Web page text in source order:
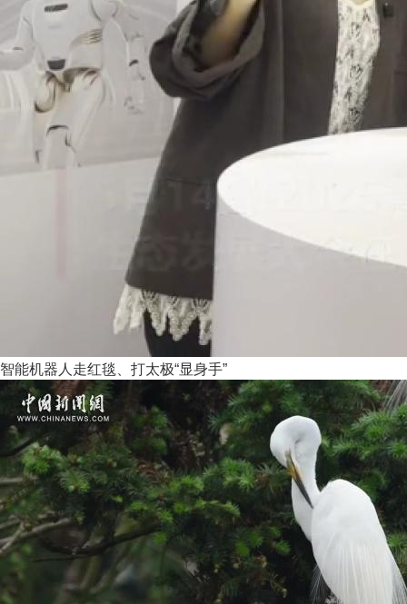
智能机器人走红毯、打太极“显身手”